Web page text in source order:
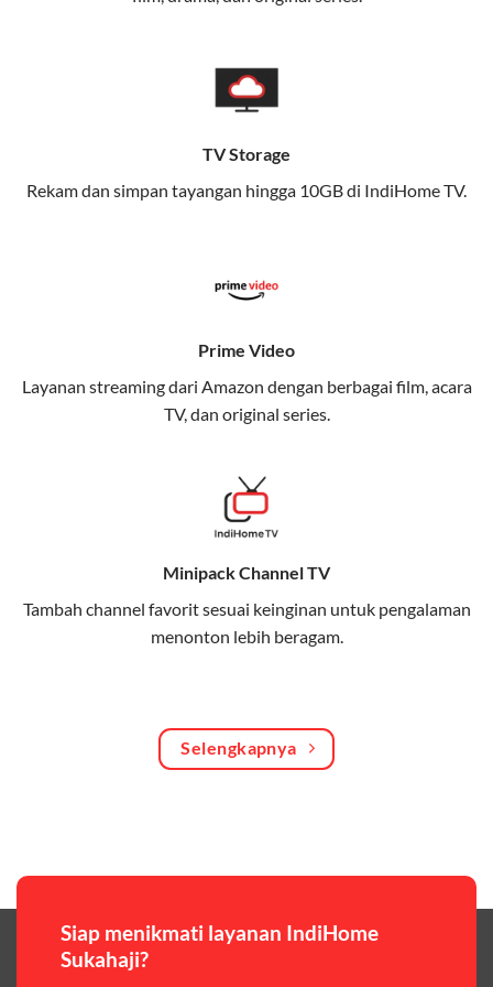
memungkinkan Anda menikmati internet cepat baik
Dengan Telkomsel One, Anda tidak terikat pada satu
teknologi jaringan tertentu, sehingga bisa menikmati
fleksibilitas dan kenyamanan maksimal.
Keunggulan Telkomsel One
streaming, gaming, dan bekerja dari rumah.
Memudahkan Anda dalam mengelola jaringan dan
meningkatkan keamanan.
Bagikan kuota internet hingga 30 GB dengan anggota
keluarga atau teman secara praktis.
One Bill System
Tagihan internet rumah dan kuota keluarga digabung
dalam satu pembayaran.
Hemat biaya dengan paket internet berkualitas tinggi
premium,berikut ulasan singkatnya:
Paket Easy
TV Storage
Rekam dan simpan tayangan hingga 10GB di IndiHome TV.
Prime Video
Layanan streaming dari Amazon dengan berbagai film, acara
TV, dan original series.
Minipack Channel TV
Tambah channel favorit sesuai keinginan untuk pengalaman
menonton lebih beragam.
Selengkapnya
Siap menikmati layanan IndiHome
Sukahaji?